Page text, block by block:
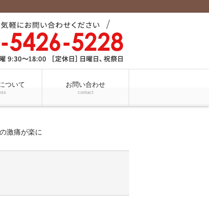
ついて お問い合わせ
contact
激痛が楽に